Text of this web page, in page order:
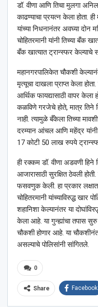
डॉ. वीणा आणि तिचा मुलगा
काढण्याचा प्रयत्न केला होता. ही
यांच्या निधनानंतर अवघ्या दोन
चोहितरमानी यांनी तिच्या बँक
बँक खात्यात ट्रान्स्फर केल्याचे
महानगरपालिकेत चौकशी
मृत्यूचा दाखला प्राप्त केला
आर्थिक फायद्यासाठी वापर केला
कळविणे गरजेचे होते, मात्र तिने
नाही. त्यामुळे बँकेला तिच्या
दरम्यान आंचल आणि महेंद्र
17 कोटी 50 लाख रुपये
ही रक्कम डॉ. वीणा अडवणी हिने
आजारासाठी सुरक्षित ठेवली
फसवणुक केली. हा प्रकार
चोहितरमानी यांच्याविरुद्ध खार
शहानिशा केल्यानंतर या
केला आहे. या गुन्ह्यांचा तपास
चौकशी होणार आहे. या
असल्याचे पोलिसांनी सांगितले.
0
Share Facebook